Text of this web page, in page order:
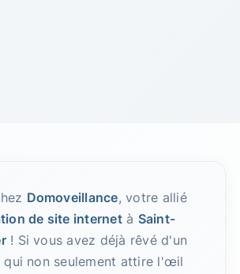
Domoveillance, votre allié
de site internetà Saint-
! Si vous avez déjà rêvé d'un
qui non seulement attire l'œil